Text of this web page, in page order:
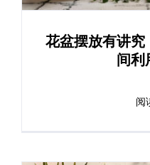
花盆摆放有讲究
间利
阅